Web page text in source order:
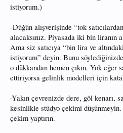
istiyorum.)
-Düğün alışverişinde “tok
alacaksınız. Piyasada iki bin liranın
Ama siz satıcıya “bin lira ve
istiyorum” deyin. Bunu söylediğinizde
o dükkandan hemen çıkın. Yok eğer
ettiriyorsa gelinlik modelleri için
-Yakın çevrenizde dere, göl kenarı,
kesinlikle stüdyo çekimi düşünmeyin.
çekim yaptırın.